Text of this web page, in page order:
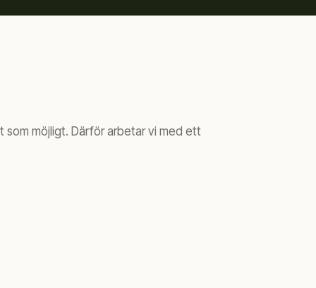
möjligt. Därför arbetar vi med ett